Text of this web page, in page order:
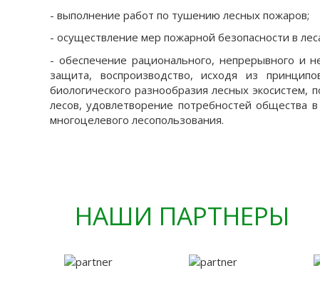
- выполнение работ по тушению лесных пожаров;
- осуществление мер пожарной безопасности в
- обеспечение рационального, непрерывного и
защита, воспроизводство, исходя из
биологического разнообразия лесных экосистем,
лесов, удовлетворение потребностей общества
многоцелевого лесопользования.
НАШИ ПАРТНЕРЫ